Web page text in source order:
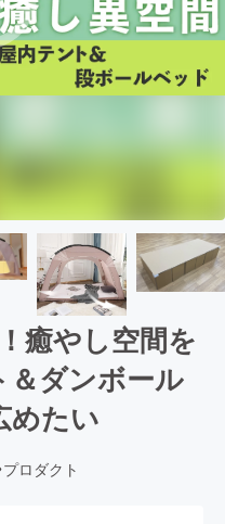
癒やし空間を
＆ダンボール
めたい
プロダクト